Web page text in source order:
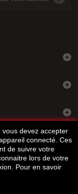
devez accepter
connecté. Ces
de suivre votre
lors de votre
Pour en savoir